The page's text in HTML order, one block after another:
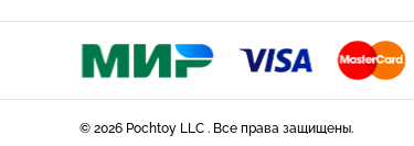
© 2026 Pochtoy LLC . Все права защищены.